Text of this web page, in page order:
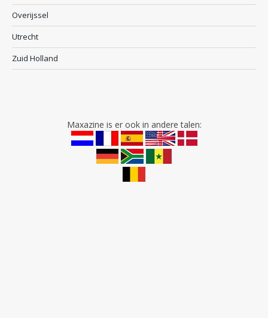
Overijssel
Utrecht
Zuid Holland
Maxazine is er ook in andere talen: